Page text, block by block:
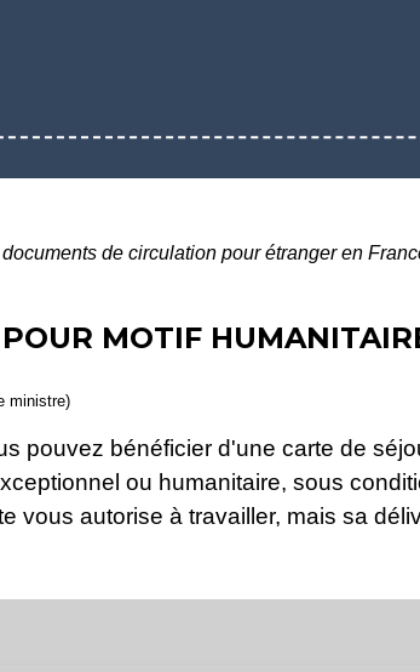
de circulation pour étranger en
MOTIF
ministre)
pouvez bénéficier d'une carte de
ou humanitaire, sous
vous autorise à travailler, mais sa